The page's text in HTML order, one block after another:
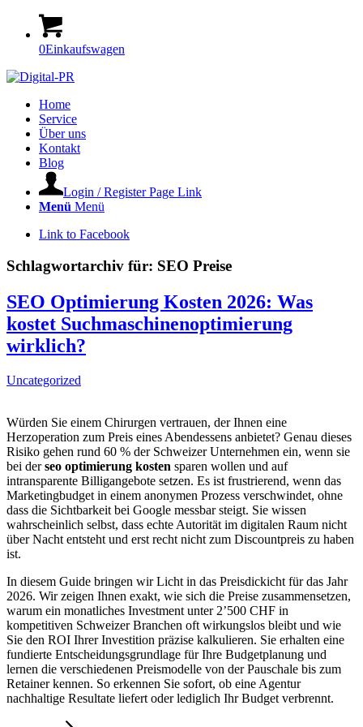
0Einkaufswagen
Home
Service
Über uns
Kontakt
Blog
Login / Register Page Link
Menü Menü
Link to Facebook
Schlagwortarchiv für: SEO Preise
SEO Optimierung Kosten 2026: Was
kostet Suchmaschinenoptimierung
wirklich?
Uncategorized
Würden Sie einem Chirurgen vertrauen, der Ihnen eine
Herzoperation zum Preis eines Abendessens anbietet? Genau dieses
Risiko gehen rund 60 % der Schweizer Unternehmen ein, wenn sie
bei derseo optimierung kosten sparen wollen und auf
intransparente Billigangebote setzen. Es ist frustrierend, wenn das
Marketingbudget in einem anonymen Prozess verschwindet, ohne
dass die Sichtbarkeit bei Google messbar steigt. Sie wissen
wahrscheinlich selbst, dass echte Autorität im digitalen Raum nicht
über Nacht entsteht und erst recht nicht zum Discountpreis zu haben
ist.
In diesem Guide bringen wir Licht in das Preisdickicht für das Jahr
2026. Wir zeigen Ihnen exakt, wie sich die Preise zusammensetzen,
warum ein monatliches Investment unter 2’500 CHF in
kompetitiven Schweizer Branchen oft wirkungslos bleibt und wie
Sie den ROI Ihrer Investition präzise kalkulieren. Sie erhalten eine
fundierte Entscheidungsgrundlage für Ihre Budgetplanung und
lernen die verschiedenen Preismodelle von der Pauschale bis zum
Retainer kennen. So erkennen Sie sofort, ob eine Agentur
nachhaltige Resultate liefert oder lediglich Ihr Budget verbrennt.